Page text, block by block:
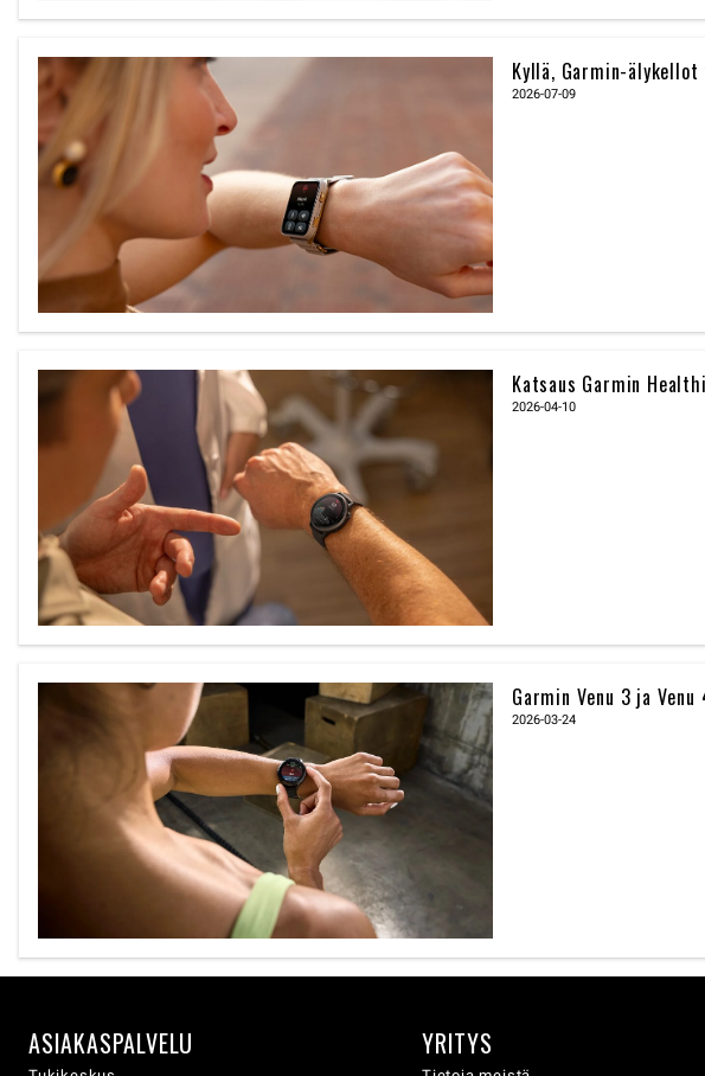
Kyllä, Garmin-
2026-07-09
Katsaus Garmin
2026-04-10
Garmin Venu 3 ja
2026-03-24
ASIAKASPALVELU YRITYS